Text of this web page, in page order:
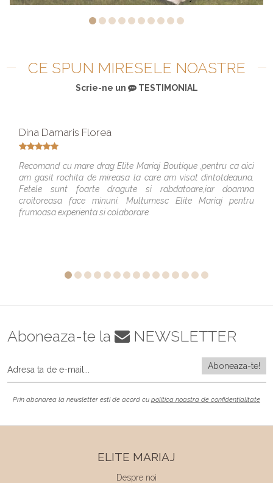
CE SPUN MIRESELE NOASTRE
Scrie-ne un TESTIMONIAL
Dina Damaris Florea
Recomand cu mare drag Elite Mariaj Boutique ,pentru ca aici
am gasit rochita de mireasa la care am visat dintotdeauna.
Fetele sunt foarte dragute si rabdatoare,iar doamna
croitoreasa face minuni. Multumesc Elite Mariaj pentru
frumoasa experienta si colaborare.
Aboneaza-te la NEWSLETTER
Prin abonarea la newsletter esti de acord cu politica noastra de confidentialitate
ELITE MARIAJ
Despre noi